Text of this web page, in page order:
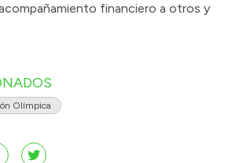
financiero a otros y
Olímpica